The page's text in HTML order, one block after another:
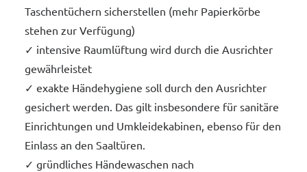
Taschentüchern sicherstellen (mehr Papierkörbe
stehen zur Verfügung)
✓ intensive Raumlüftung wird durch die Ausrichter
gewährleistet
✓ exakte Händehygiene soll durch den Ausrichter
gesichert werden. Das gilt insbesondere für sanitäre
Einrichtungen und Umkleidekabinen, ebenso für den
Einlass an den Saaltüren.
✓ gründliches Händewaschen nach